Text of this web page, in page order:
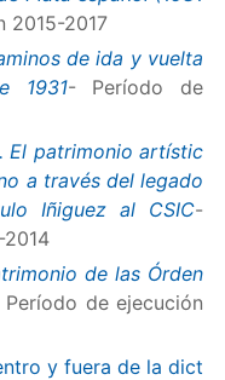
2015-2017
de ida y vuelta
1931- Período de
El patrimonio artístic
a través del legado
Iñiguez al CSIC-
de las Órden
Período de ejecución
y fuera de la dict